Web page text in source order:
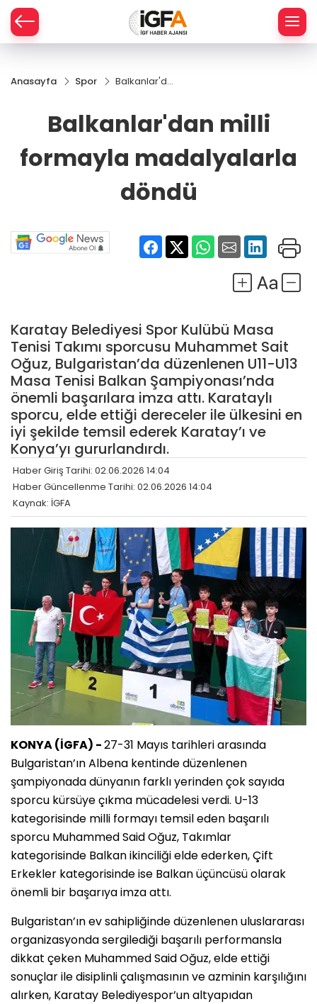
Anasayfa Spor
Balkanlar'dan
döndü
Balkanlar'dan milli
formayla madalyalarla
döndü
Karatay Belediyesi Spor Kulübü Masa
Tenisi Takımı sporcusu Muhammet Sait
Oğuz, Bulgaristan’da düzenlenen U11-U13
Masa Tenisi Balkan Şampiyonası’nda
önemli başarılara imza attı. Karataylı
sporcu, elde ettiği dereceler ile ülkesini en
iyi şekilde temsil ederek Karatay’ı ve
Konya’yı gururlandırdı.
Haber Giriş Tarihi: 02.06.2026 14:04
Haber Güncellenme Tarihi: 02.06.2026 14:04
Kaynak: İGFA
KONYA (İGFA) -27-31 Mayıs tarihleri arasında
Bulgaristan’ın Albena kentinde düzenlenen
şampiyonada dünyanın farklı yerinden çok sayıda
sporcu kürsüye çıkma mücadelesi verdi. U-13
kategorisinde milli formayı temsil eden başarılı
sporcu Muhammed Said Oğuz, Takımlar
kategorisinde Balkan ikinciliği elde ederken, Çift
Erkekler kategorisinde ise Balkan üçüncüsü olarak
önemli bir başarıya imza attı.
Bulgaristan’ın ev sahipliğinde düzenlenen uluslararası
organizasyonda sergilediği başarılı performansla
dikkat çeken Muhammed Said Oğuz, elde ettiği
sonuçlar ile disiplinli çalışmasının ve azminin karşılığını
alırken, Karatay Belediyespor’un altyapıdan